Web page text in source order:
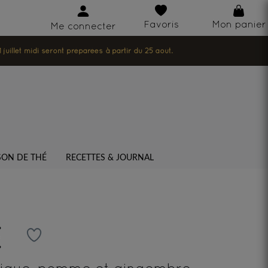
Me connecter Favoris Mon panier
juillet midi seront préparées à partir du 25 août.
DE THÉ RECETTES & JOURNAL